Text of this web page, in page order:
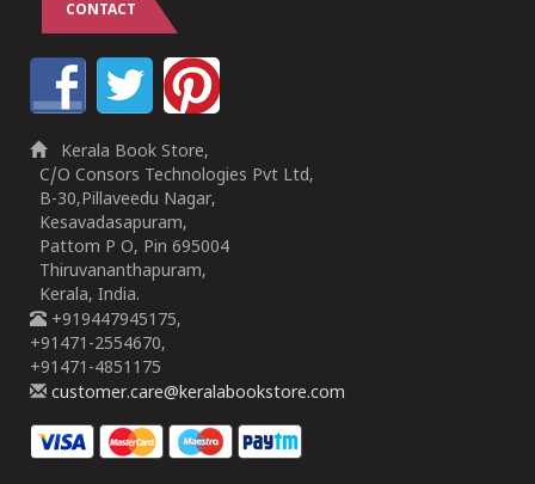
CONTACT
Kerala Book Store,
C/O Consors Technologies Pvt Ltd,
B-30,Pillaveedu Nagar,
Kesavadasapuram,
Pattom P O, Pin 695004
Thiruvananthapuram,
Kerala, India.
+919447945175,
+91471-2554670,
+91471-4851175
customer.care@keralabookstore.com